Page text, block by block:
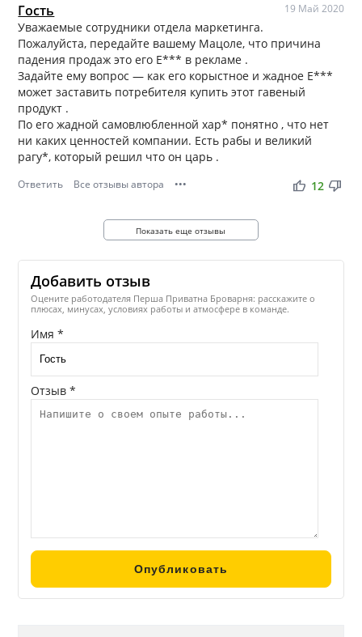
Гость 19 Май 2020
Уважаемые сотрудники отдела маркетинга.
Пожалуйста, передайте вашему Мацоле, что причина
падения продаж это его Е*** в рекламе .
Задайте ему вопрос — как его корыстное и жадное Е***
может заставить потребителя купить этот гавеный
продукт .
По его жадной самовлюбленной хар* понятно , что нет
ни каких ценностей компании. Есть рабы и великий
рагу*, который решил что он царь .
Ответить Все отзывы автора ••• thumb_up thumb_down
12
Показать еще отзывы
Добавить отзыв
Оцените работодателя Перша Приватна Броварня: расскажите о
плюсах, минусах, условиях работы и атмосфере в команде.
Имя *
Отзыв *